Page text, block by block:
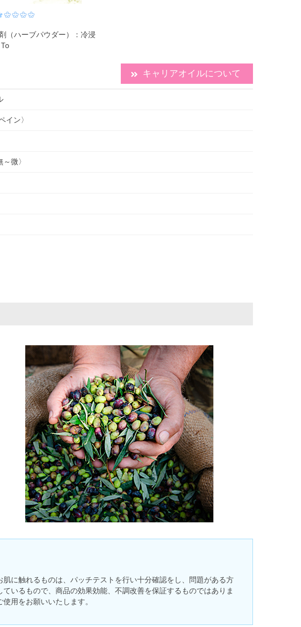
（ハーブパウダー）：冷浸
キャリアオイルについて
イン〉
微〉
に触れるものは、パッチテストを行い十分確認をし、問題がある方
いるもので、商品の効果効能、不調改善を保証するものではありま
用をお願いいたします。